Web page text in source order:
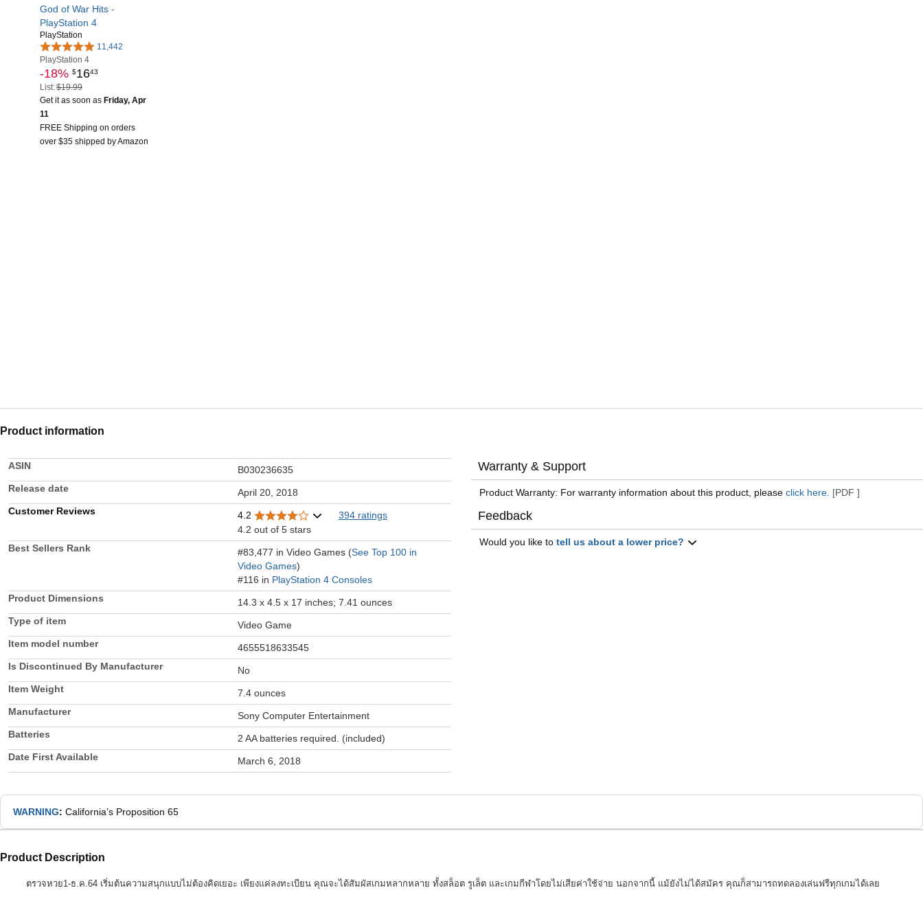
God of War Hits -
PlayStation 4
PlayStation
11,442
PlayStation 4
-18% $1643
List:$19.99
Get it as soon as Friday, Apr
11
FREE Shipping on orders
over $35 shipped by Amazon
Product information
ASIN
B030236635
Release date
April 20, 2018
Customer Reviews
4.2
394 ratings
4.2 out of 5 stars
Best Sellers Rank
#83,477 in Video Games (See Top 100 in
Video Games)
#116 in PlayStation 4 Consoles
Product Dimensions
14.3 x 4.5 x 17 inches; 7.41 ounces
Type of item
Video Game
Item model number
4655518633545
Is Discontinued By Manufacturer
No
Item Weight
7.4 ounces
Manufacturer
Sony Computer Entertainment
Batteries
2 AA batteries required. (included)
Date First Available
March 6, 2018
Warranty & Support
Product Warranty: For warranty information about this product, pleaseclick here. [PDF ]
Feedback
Would you like totell us about a lower price?
WARNING: California’s Proposition 65
Product Description
ตรวจหวย1-ธ.ค.64 เริ่มต้นความสนุกแบบไม่ต้องคิดเยอะ เพียงแค่ลงทะเบียน คุณจะได้สัมผัสเกมหลากหลาย ทั้งสล็อต รูเล็ต และเกมกีฬาโดยไม่เสียค่าใช้จ่าย นอกจากนี้ แม้ยังไม่ได้สมัคร คุณก็สามารถทดลองเล่นฟรีทุกเกมได้เลย